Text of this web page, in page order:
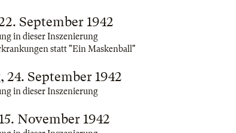
September 1942
in dieser Inszenierung
statt "Ein Maskenball"
September 1942
in dieser Inszenierung
November 1942